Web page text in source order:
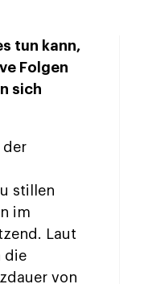
tun kann,
Folgen
sich
der
stillen
im
Laut
die
von